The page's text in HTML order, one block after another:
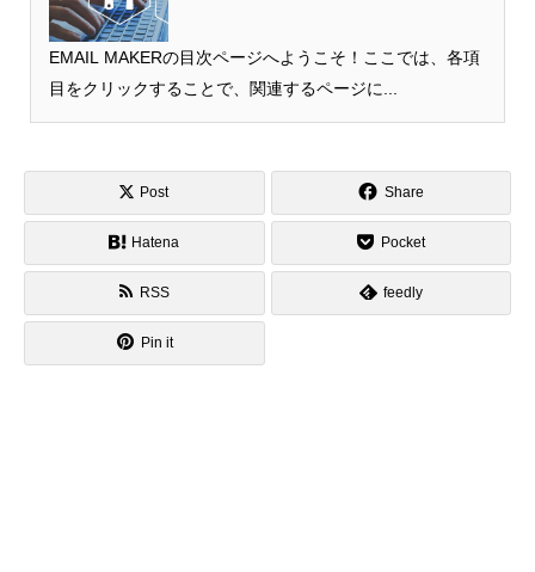
EMAIL MAKERの目次ページへようこそ！ここでは、各項
目をクリックすることで、関連するページに...
Post Share
Hatena Pocket
RSS feedly
Pin it